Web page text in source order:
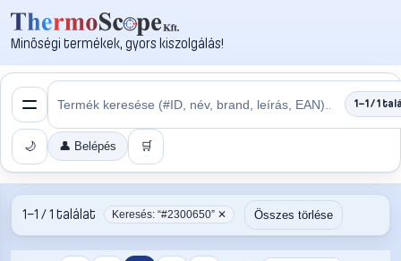
Minőségi termékek, gyors kiszolgálás!
1–1 / 1
🌙 👤 Belépés 🛒
1–1 / 1 találat Keresés: “#2300650” ✕ Összes törlése